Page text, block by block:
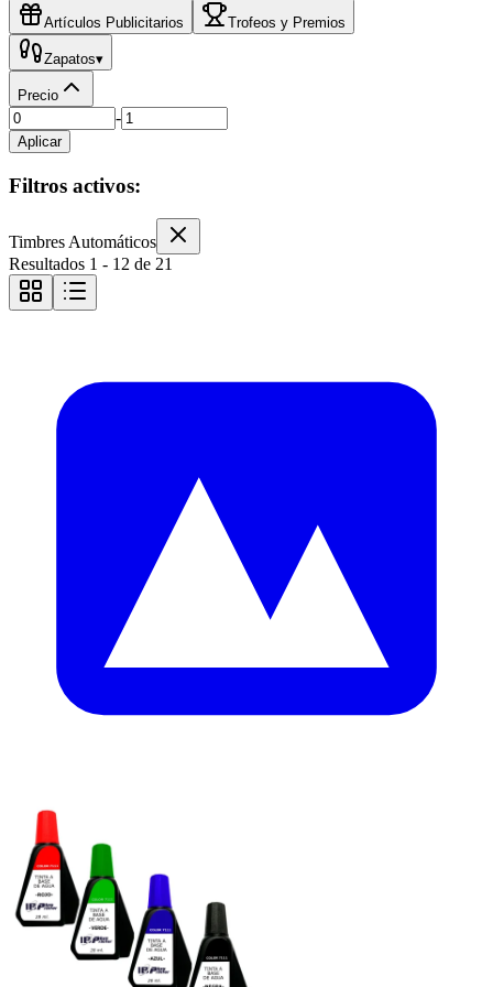
Artículos Publicitarios Trofeos y Premios
Zapatos▾
Precio
-
Aplicar
Filtros activos:
Timbres Automáticos
Resultados 1 - 12 de 21